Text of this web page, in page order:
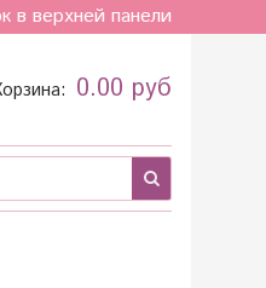
в верхней панели
0.00 руб